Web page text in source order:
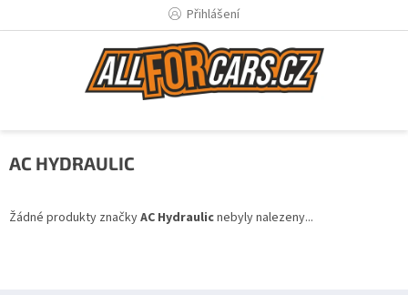
Přihlášení
AC HYDRAULIC
Žádné produkty značkyAC Hydraulicnebyly nalezeny...